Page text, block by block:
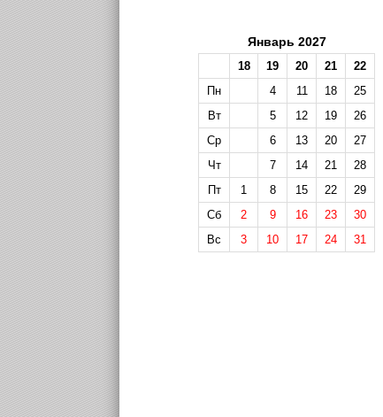
Январь 2027
18 19 20 21
22
Пн
4 11 18
25
Вт
5 12 19
26
Ср
6 13 20
27
Чт
7 14 21
28
Пт
1 8 15 22
29
Сб
2 9 16 23
30
Вс
3 10 17 24 31